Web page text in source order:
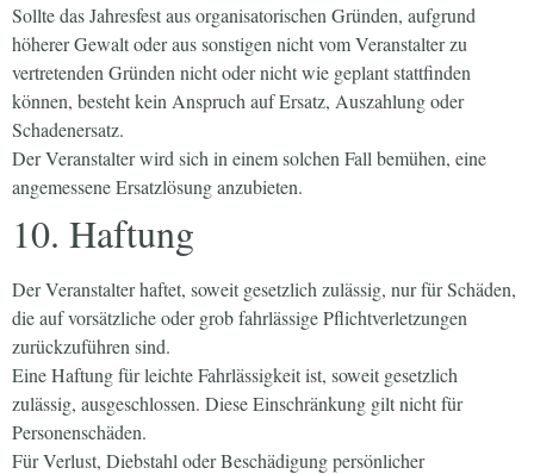
Sollte das Jahresfest aus organisatorischen Gründen, aufgrund
höherer Gewalt oder aus sonstigen nicht vom Veranstalter zu
vertretenden Gründen nicht oder nicht wie geplant stattfinden
können, besteht kein Anspruch auf Ersatz, Auszahlung oder
Schadenersatz.
Der Veranstalter wird sich in einem solchen Fall bemühen, eine
angemessene Ersatzlösung anzubieten.
10. Haftung
Der Veranstalter haftet, soweit gesetzlich zulässig, nur für Schäden,
die auf vorsätzliche oder grob fahrlässige Pflichtverletzungen
zurückzuführen sind.
Eine Haftung für leichte Fahrlässigkeit ist, soweit gesetzlich
zulässig, ausgeschlossen. Diese Einschränkung gilt nicht für
Personenschäden.
Für Verlust, Diebstahl oder Beschädigung persönlicher